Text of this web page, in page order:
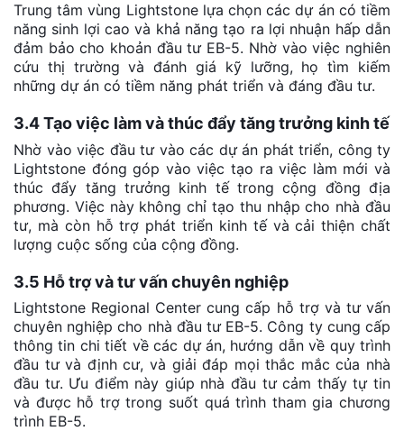
Trung tâm vùng Lightstone lựa chọn các dự án có tiềm
năng sinh lợi cao và khả năng tạo ra lợi nhuận hấp dẫn
đảm bảo cho khoản đầu tư EB-5. Nhờ vào việc nghiên
cứu thị trường và đánh giá kỹ lưỡng, họ tìm kiếm
những dự án có tiềm năng phát triển và đáng đầu tư.
3.4 Tạo việc làm và thúc đẩy tăng trưởng kinh tế
Nhờ vào việc đầu tư vào các dự án phát triển, công ty
Lightstone đóng góp vào việc tạo ra việc làm mới và
thúc đẩy tăng trưởng kinh tế trong cộng đồng địa
phương. Việc này không chỉ tạo thu nhập cho nhà đầu
tư, mà còn hỗ trợ phát triển kinh tế và cải thiện chất
lượng cuộc sống của cộng đồng.
3.5 Hỗ trợ và tư vấn chuyên nghiệp
Lightstone Regional Center cung cấp hỗ trợ và tư vấn
chuyên nghiệp cho nhà đầu tư EB-5. Công ty cung cấp
thông tin chi tiết về các dự án, hướng dẫn về quy trình
đầu tư và định cư, và giải đáp mọi thắc mắc của nhà
đầu tư. Ưu điểm này giúp nhà đầu tư cảm thấy tự tin
và được hỗ trợ trong suốt quá trình tham gia chương
trình EB-5.